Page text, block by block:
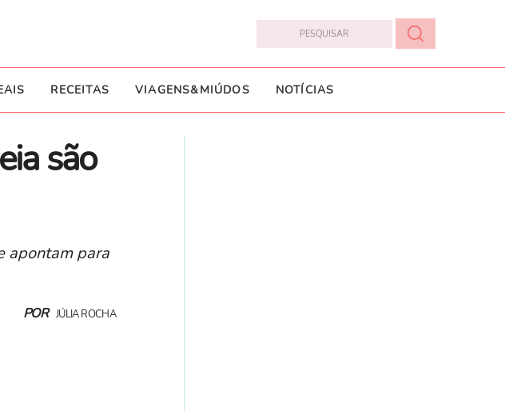
RECEITAS VIAGENS&MIÚDOS NOTÍCIAS
são
apontam para
POR JÚLIA ROCHA